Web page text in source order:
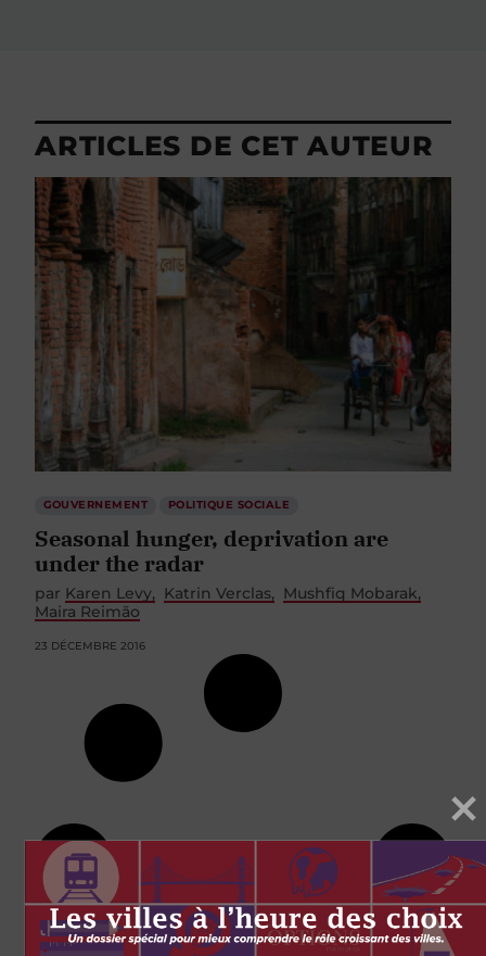
ARTICLES DE CET AUTEUR
GOUVERNEMENT POLITIQUE SOCIALE
Seasonal hunger, deprivation are
under the radar
par Karen Levy Katrin Verclas
Mushfiq Mobarak
Maira Reimão
23 DÉCEMBRE 2016